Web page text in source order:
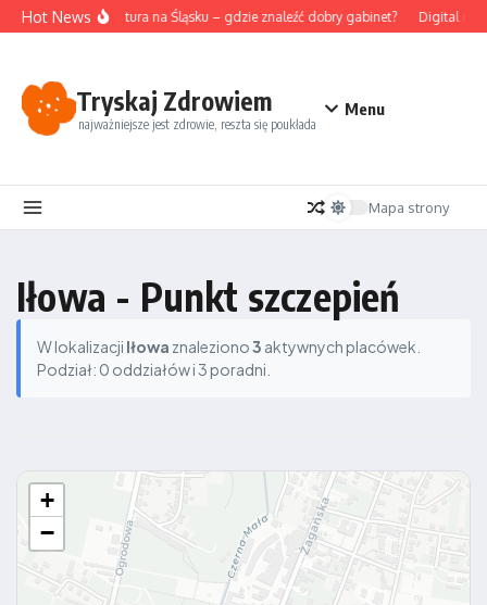
Przejdź do treści
Hot NewsAkupunktura na Śląsku – gdzie znaleźć dobry gabinet? Digital
Tryskaj Zdrowiem
najważniejsze jest zdrowie, reszta się poukłada
Menu
Mapa strony
Iłowa - Punkt szczepień
W lokalizacji Iłowa znaleziono3 aktywnych placówek.
Podział: 0 oddziałów i 3 poradni.
+
−